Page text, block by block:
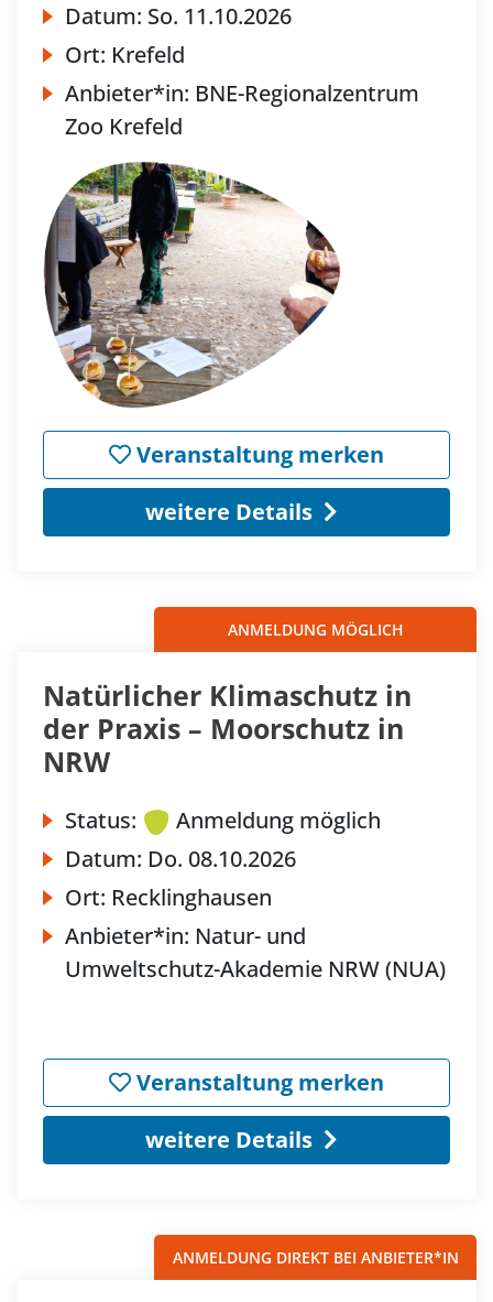
Datum: So. 11.10.2026
Ort: Krefeld
Anbieter*in: BNE-Regionalzentrum
Zoo Krefeld
Veranstaltung merken
weitere Details
ANMELDUNG MÖGLICH
Natürlicher Klimaschutz in
der Praxis – Moorschutz in
NRW
Status:
Anmeldung möglich
Datum: Do. 08.10.2026
Ort: Recklinghausen
Anbieter*in: Natur- und
Umweltschutz-Akademie NRW (NUA)
Veranstaltung merken
weitere Details
ANMELDUNG DIREKT BEI ANBIETER*IN